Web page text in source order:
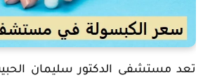
تعد مستشفى الدكتور سليمان